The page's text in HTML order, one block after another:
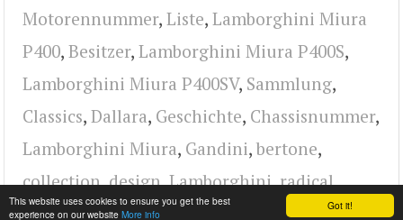
Got it!
This website uses cookies to ensure you get the best
experience on our website More info
Motorennummer, Liste, Lamborghini Miura
P400, Besitzer, Lamborghini Miura P400S,
Lamborghini Miura P400SV, Sammlung,
Classics, Dallara, Geschichte, Chassisnummer,
Lamborghini Miura, Gandini, bertone,
collection,design,Lamborghini,radical